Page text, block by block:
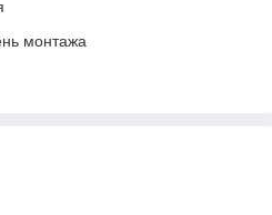
монтажа